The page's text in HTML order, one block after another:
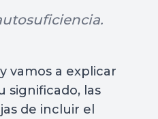
vamos a explicar
significado, las
de incluir el